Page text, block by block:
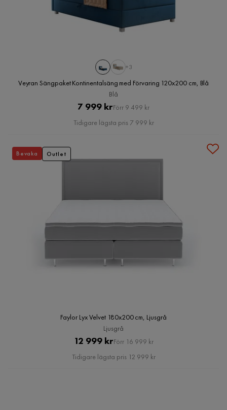
+3
Veyran Sängpaket Kontinentalsäng med Förvaring 120x200 cm, Blå
Blå
Pris
7 999 krOriginal
Pris
Förr 9 499 kr
Tidigare lägsta pris 7 999 kr
Faylor Lyx Velvet 180x200 cm, Ljusgrå
Ljusgrå
Pris
12 999 krOriginal
Pris
Förr 16 999 kr
Tidigare lägsta pris 12 999 kr
Bevaka Outlet